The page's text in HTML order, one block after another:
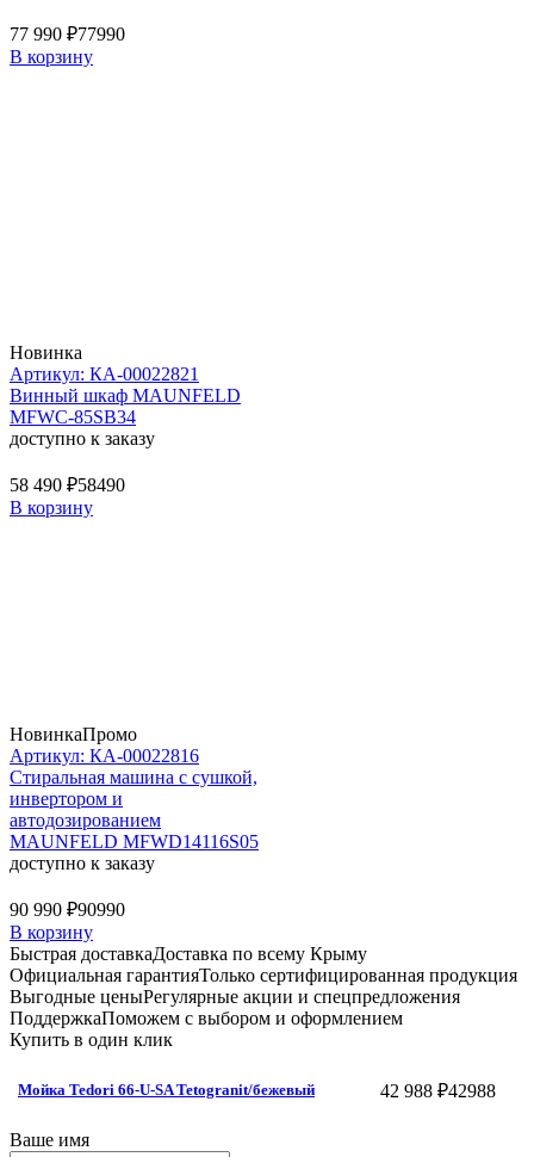
77 990 ₽77990
В корзину
Новинка
Артикул: КА-00022821
Винный шкаф MAUNFELD
MFWC-85SB34
доступно к заказу
58 490 ₽58490
В корзину
НовинкаПромо
Артикул: КА-00022816
Стиральная машина c сушкой,
инвертором и
автодозированием
MAUNFELD MFWD14116S05
доступно к заказу
90 990 ₽90990
В корзину
Быстрая доставкаДоставка по всему Крыму
Официальная гарантияТолько сертифицированная продукция
Выгодные ценыРегулярные акции и спецпредложения
ПоддержкаПоможем с выбором и оформлением
Купить в один клик
Мойка Tedori 66-U-SA Tetogranit/бежевый 42 988 ₽42988
Ваше имя